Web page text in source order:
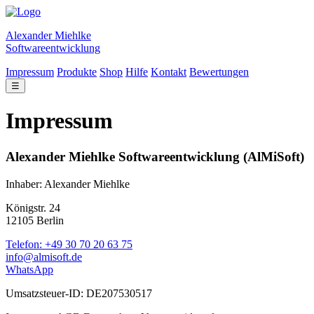
Alexander Miehlke
Softwareentwicklung
Impressum Produkte Shop Hilfe Kontakt Bewertungen
☰
Impressum
Alexander Miehlke Softwareentwicklung (AlMiSoft)
Inhaber: Alexander Miehlke
Königstr. 24
12105 Berlin
Telefon: +49 30 70 20 63 75
info@almisoft.de
WhatsApp
Umsatzsteuer-ID: DE207530517